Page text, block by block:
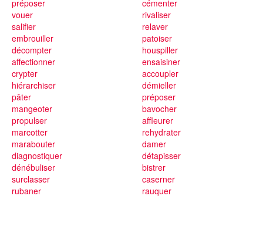
préposer
vouer
salifier
embrouiller
décompter
affectionner
crypter
hiérarchiser
cémenter
rivaliser
relaver
patoiser
houspiller
ensaisiner
accoupler
démieller
pâter
mangeoter
propulser
marcotter
marabouter
diagnostiquer
dénébuliser
surclasser
rubaner
préposer
bavocher
affleurer
rehydrater
damer
détapisser
bistrer
caserner
rauquer